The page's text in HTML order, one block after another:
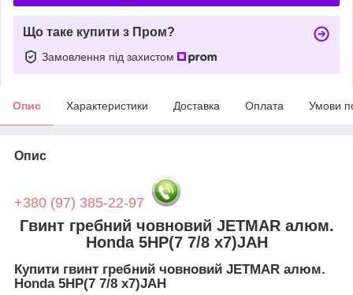
Що таке купити з Пром?
Замовлення під захистом
Опис Характеристики Доставка Оплата Умови
Опис
+380 (97) 385-22-97
Гвинт гребний човновий JETMAR алюм.
Honda 5HP(7 7/8 x7)JAH
Купити гвинт гребний човновий JETMAR алюм.
Honda 5HP(7 7/8 x7)JAH